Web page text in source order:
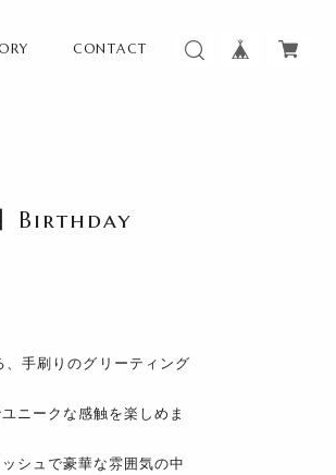
CONTACT
】Birthday
手刷りのグリーティング
ニークな感触を楽しめま
シュで豪華な雰囲気の中